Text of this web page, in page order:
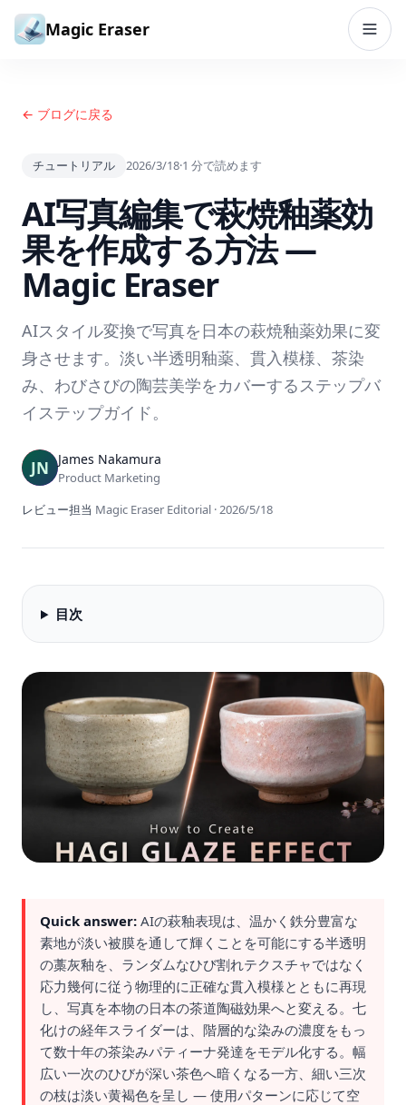
コンテンツへスキップ
Magic Eraser
← ブログに戻る
チュートリアル 2026/3/18·1 分で読めます
AI写真編集で萩焼釉薬効
果を作成する方法 —
Magic Eraser
AIスタイル変換で写真を日本の萩焼釉薬効果に変
身させます。淡い半透明釉薬、貫入模様、茶染
み、わびさびの陶芸美学をカバーするステップバ
イステップガイド。
James Nakamura
Product Marketing
レビュー担当 Magic Eraser Editorial ·2026/5/18
目次
Quick answer: AIの萩釉表現は、温かく鉄分豊富な
素地が淡い被膜を通して輝くことを可能にする半透明
の藁灰釉を、ランダムなひび割れテクスチャではなく
応力幾何に従う物理的に正確な貫入模様とともに再現
し、写真を本物の日本の茶道陶磁効果へと変える。七
化けの経年スライダーは、階層的な染みの濃度をもっ
て数十年の茶染みパティーナ発達をモデル化する。幅
広い一次のひびが深い茶色へ暗くなる一方、細い三次
の枝は淡い黄褐色を呈し — 使用パターンに応じて空